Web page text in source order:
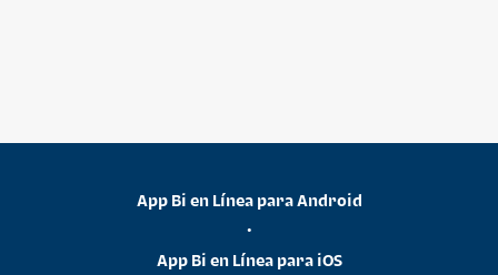
App Bi en Línea para Android
•
App Bi en Línea para iOS